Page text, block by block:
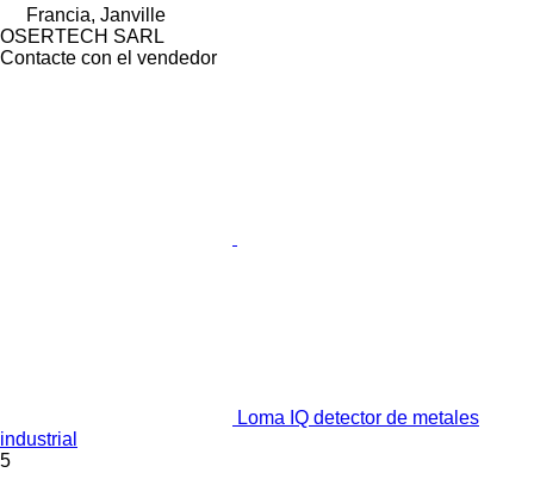
Francia, Janville
OSERTECH SARL
Contacte con el vendedor
Loma IQ detector de metales
industrial
5